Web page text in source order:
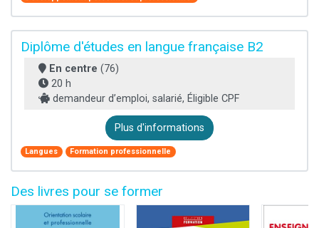
Diplôme d'études en langue française B2
En centre (76)
20 h
demandeur d’emploi, salarié, Éligible CPF
Plus d'informations
Langues Formation professionnelle
Des livres pour se former